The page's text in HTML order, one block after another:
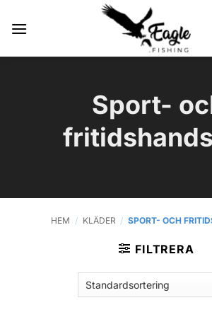
Sport-
HEM / KLÄDER / SPORT- OCH
FILTRERA